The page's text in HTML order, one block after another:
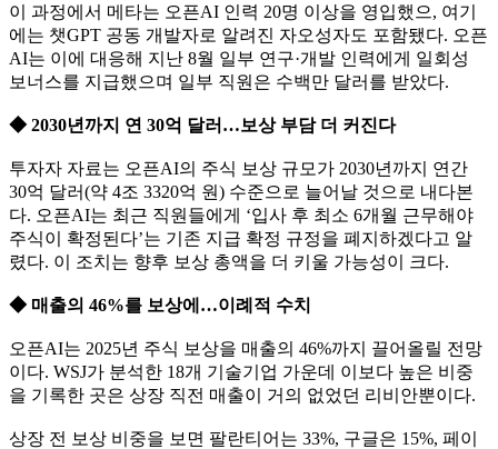
이 과정에서 메타는 오픈AI 인력 20명 이상을 영입했으, 여기
에는 챗GPT 공동 개발자로 알려진 자오성자도 포함됐다. 오픈
AI는 이에 대응해 지난 8월 일부 연구·개발 인력에게 일회성
보너스를 지급했으며 일부 직원은 수백만 달러를 받았다.
◆ 2030년까지 연 30억 달러…보상 부담 더 커진다
투자자 자료는 오픈AI의 주식 보상 규모가 2030년까지 연간
30억 달러(약 4조 3320억 원) 수준으로 늘어날 것으로 내다본
다. 오픈AI는 최근 직원들에게 ‘입사 후 최소 6개월 근무해야
주식이 확정된다’는 기존 지급 확정 규정을 폐지하겠다고 알
렸다. 이 조치는 향후 보상 총액을 더 키울 가능성이 크다.
◆ 매출의 46%를 보상에…이례적 수치
오픈AI는 2025년 주식 보상을 매출의 46%까지 끌어올릴 전망
이다. WSJ가 분석한 18개 기술기업 가운데 이보다 높은 비중
을 기록한 곳은 상장 직전 매출이 거의 없었던 리비안뿐이다.
상장 전 보상 비중을 보면 팔란티어는 33%, 구글은 15%, 페이